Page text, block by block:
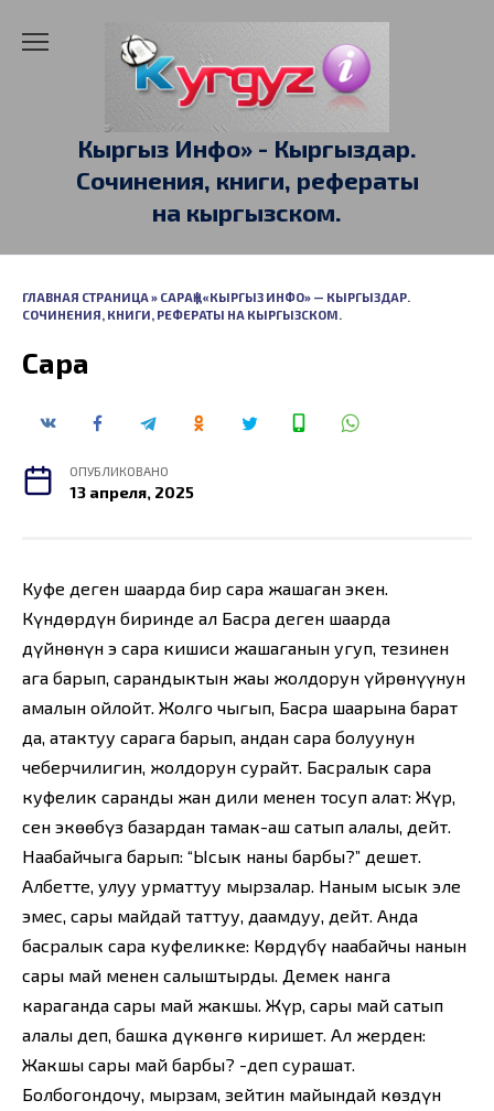
Кыргыз Инфо» - Кыргыздар.
Сочинения, книги, рефераты
на кыргызском.
ГЛАВНАЯ СТРАНИЦА» САРАҢ | «КЫРГЫЗ ИНФО» — КЫРГЫЗДАР.
СОЧИНЕНИЯ, КНИГИ, РЕФЕРАТЫ НА КЫРГЫЗСКОМ.
Сараң
ОПУБЛИКОВАНО
13 апреля, 2025
Куфе деген шаарда бир сараң жашаган экен.
Күндөрдүн биринде ал Басра деген шаарда
дүйнөнүн эң сараң кишиси жашаганын угуп, тезинен
ага барып, сарандыктын жаңы жолдорун үйрөнүүнун
амалын ойлойт. Жолго чыгып, Басра шаарына барат
да, атактуу сараңга барып, андан сараң болуунун
чеберчилигин, жолдорун сурайт. Басралык сараң
куфелик саранды жан дили менен тосуп алат: Жүр,
сен экөөбүз базардан тамак-аш сатып алалы, дейт.
Наабайчыга барып: “Ысык наның барбы?” дешет.
Албетте, улуу урматтуу мырзалар. Наным ысык эле
эмес, сары майдай таттуу, даамдуу, дейт. Анда
басралык сараң куфеликке: Көрдүңбү наабайчы нанын
сары май менен салыштырды. Демек нанга
караганда сары май жакшы. Жүр, сары май сатып
алалы деп, башка дүкөнгө киришет. Ал жерден:
Жакшы сары май барбы? -деп сурашат.
Болбогондочу, мырзам, зейтин майындай көздүн